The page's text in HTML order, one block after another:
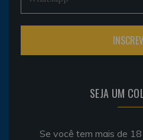
SEJA UM
Se você tem mais de